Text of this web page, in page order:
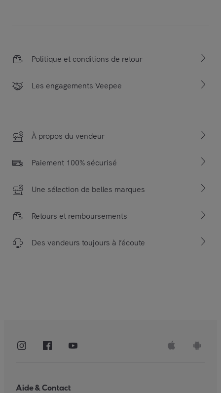
Politique et conditions de retour
Les engagements Veepee
À propos du vendeur
Paiement 100% sécurisé
Une sélection de belles marques
Retours et remboursements
Des vendeurs toujours à l’écoute
Aide & Contact